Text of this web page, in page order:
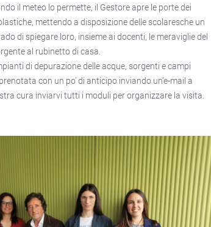
il meteo lo permette, il Gestore apre le porte dei
mettendo a disposizione delle scolaresche un
di spiegare loro, insieme ai docenti, le meraviglie del
al rubinetto di casa.
di depurazione delle acque, sorgenti e campi
con un po’ di anticipo inviando un’e-mail a
cura inviarvi tutti i moduli per organizzare la visita.